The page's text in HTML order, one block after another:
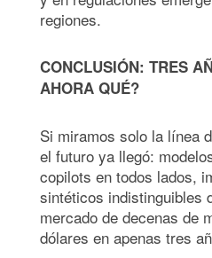
regiones.
CONCLUSIÓN: TRES
AHORA QUÉ?
Si miramos solo la línea
el futuro ya llegó:
copilots en todos lados,
sintéticos indistinguibles
mercado de decenas de
dólares en apenas tres